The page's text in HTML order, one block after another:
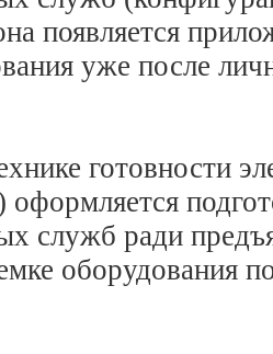
появляется
уже после
готовности
служб ради
оборудования